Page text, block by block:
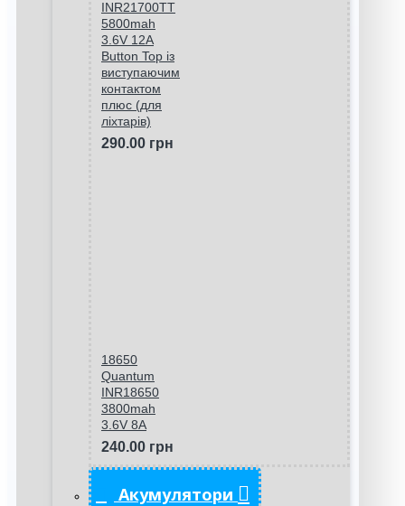
INR21700TT
5800mah
3.6V 12A
Button Top із
виступаючим
контактом
плюс (для
ліхтарів)
290.00 грн
18650
Quantum
INR18650
3800mah
3.6V 8A
240.00 грн
Акумулятори